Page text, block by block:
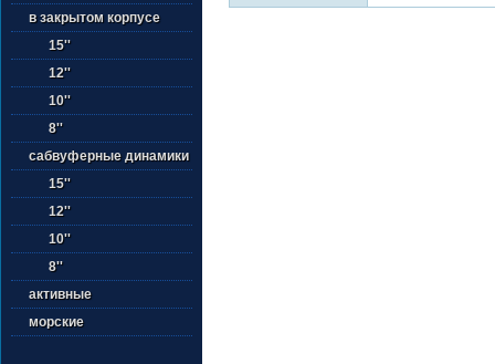
в закрытом корпусе
15''
12''
10''
8''
сабвуферные динамики
15''
12''
10''
8''
активные
морские